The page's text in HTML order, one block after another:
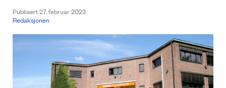
Publisert 27. februar 2023
Redaksjonen